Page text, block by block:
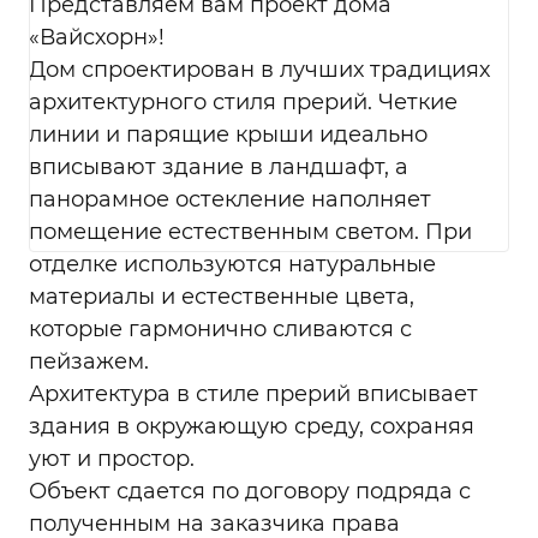
«Вайсхорн»!
Дом спроектирован в лучших традициях
архитектурного стиля прерий. Четкие
линии и парящие крыши идеально
вписывают здание в ландшафт, а
панорамное остекление наполняет
помещение естественным светом. При
отделке используются натуральные
материалы и естественные цвета,
которые гармонично сливаются с
пейзажем.
Архитектура в стиле прерий вписывает
здания в окружающую среду, сохраняя
уют и простор.
Объект сдается по договору подряда с
полученным на заказчика права
персональных данных.
Перечень действий с персональными
данными, на совершение которых дается
мое согласие, общее описание
используемых Оператором способов
обработки в соответствии с п. 3 ст. 3
Федерального закона от 27.07.2006 г. № 152-
ФЗ «О персональных данных». В ходе
обработки с персональными данными
будут совершены следующие действия:
сбор; запись; систематизация; накопление;
изменение); использование;
обезличивание; удаление; уничтожение.
Согласие дается, в том числе на
возможные информационные (рекламные)
оповещения (в т. ч. осуществления
информационных рассылок, рассылок о
маркетинговых мероприятиях,
специальных предложениях и акциях